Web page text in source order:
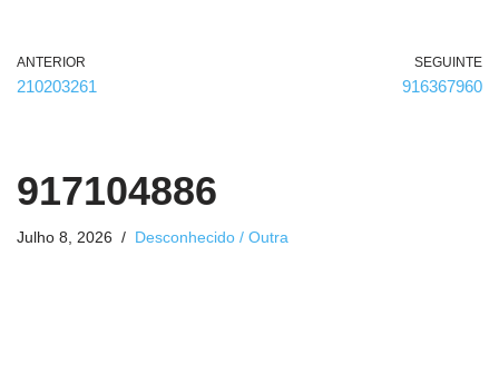
ANTERIOR
210203261
SEGUINTE
916367960
917104886
Julho 8, 2026 Desconhecido / Outra